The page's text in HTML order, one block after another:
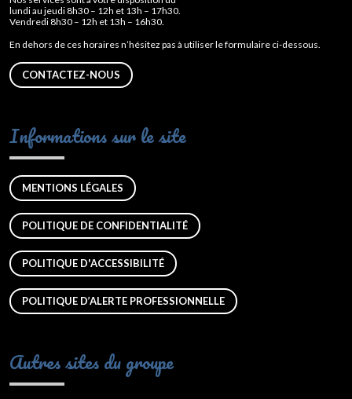
lundi au jeudi 8h30 – 12h et 13h – 17h30.
Vendredi 8h30 – 12h et 13h – 16h30.
En dehors de ces horaires n’hésitez pas à utiliser le formulaire ci-dessous.
CONTACTEZ-NOUS
Informations sur le site
MENTIONS LÉGALES
POLITIQUE DE CONFIDENTIALITÉ
POLITIQUE D'ACCESSIBILITÉ
POLITIQUE D’ALERTE PROFESSIONNELLE
Autres sites du groupe